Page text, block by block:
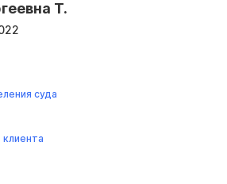
Т.
суда
клиента